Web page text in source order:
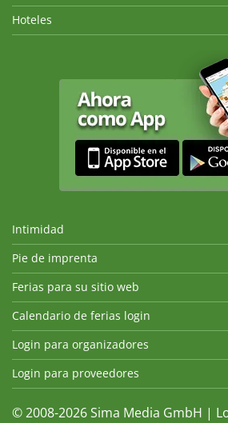
Hoteles
Intimidad
Pie de imprenta
Ferias para su sitio web
Calendario de ferias login
Login para organizadores
Login para proveedores
© 2008-2026 Sima Media GmbH |